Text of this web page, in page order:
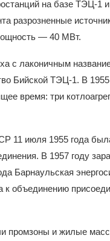
на базе ТЭЦ-
разрозненные
— 40 МВт.
с лаконичным
Бийской ТЭЦ-1. В
время: три
11 июля 1955 года
В 1957 году
Барнаульская
объединению
промзоны и жилые